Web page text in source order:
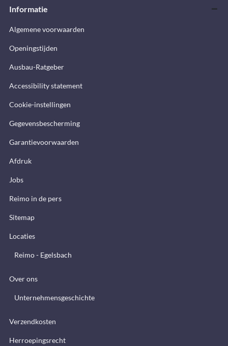
Informatie
Algemene voorwaarden
Openingstijden
Ausbau-Ratgeber
Accessibility statement
Cookie-instellingen
Gegevensbescherming
Garantievoorwaarden
Afdruk
Jobs
Reimo in de pers
Sitemap
Locaties
Reimo - Egelsbach
Over ons
Unternehmensgeschichte
Verzendkosten
Herroepingsrecht